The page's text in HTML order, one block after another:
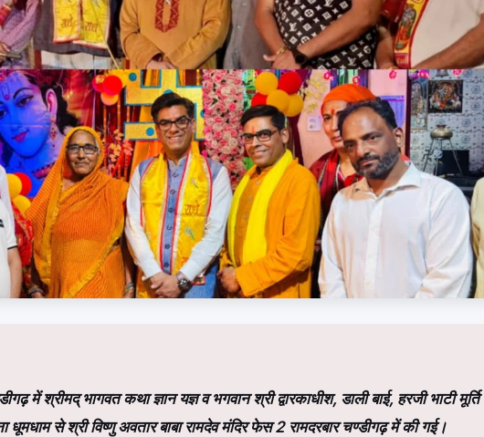
में श्रीमद् भागवत कथा ज्ञान यज्ञ व भगवान श्री द्वारकाधीश, डाली बाई, हरजी भाटी मूर्ति
धूमधाम से श्री विष्णु अवतार बाबा रामदेव मंदिर फेस 2 रामदरबार चण्डीगढ़ में की गई।